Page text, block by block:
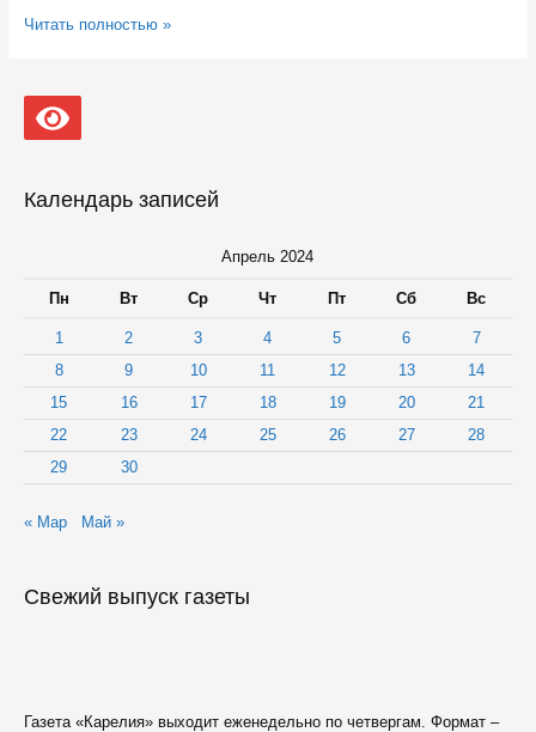
Детская
им.
Г.
Петрозаводске
Читать полностью »
Календарь записей
Апрель 2024
Пн Вт Ср Чт Пт Сб Вс
1 2 3 4 5 6
7
8
9 10 11 12 13
14
15
16 17 18 19 20
21
22
23 24 25 26 27
28
29
30
« Мар Май »
Свежий выпуск газеты
Газета «Карелия» выходит еженедельно по четвергам. Формат –